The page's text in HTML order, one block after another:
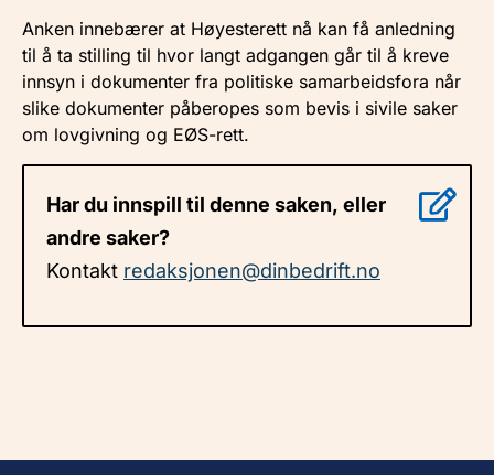
Anken innebærer at Høyesterett nå kan få anledning
til å ta stilling til hvor langt adgangen går til å kreve
innsyn i dokumenter fra politiske samarbeidsfora når
slike dokumenter påberopes som bevis i sivile saker
om lovgivning og EØS-rett.
Har du innspill til denne saken, eller
andre saker?
Kontakt redaksjonen@dinbedrift.no